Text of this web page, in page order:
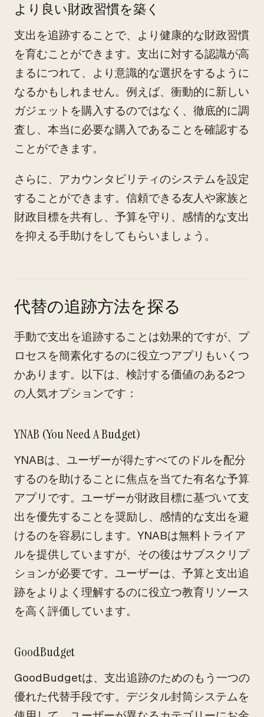
より良い財政習慣を築く
支出を追跡することで、より健康的な財政習慣
を育むことができます。支出に対する認識が高
まるにつれて、より意識的な選択をするように
なるかもしれません。例えば、衝動的に新しい
ガジェットを購入するのではなく、徹底的に調
査し、本当に必要な購入であることを確認する
ことができます。
さらに、アカウンタビリティのシステムを設定
することができます。信頼できる友人や家族と
財政目標を共有し、予算を守り、感情的な支出
を抑える手助けをしてもらいましょう。
代替の追跡方法を探る
手動で支出を追跡することは効果的ですが、プ
ロセスを簡素化するのに役立つアプリもいくつ
かあります。以下は、検討する価値のある2つ
の人気オプションです：
YNAB (You Need A Budget)
YNABは、ユーザーが得たすべてのドルを配分
するのを助けることに焦点を当てた有名な予算
アプリです。ユーザーが財政目標に基づいて支
出を優先することを奨励し、感情的な支出を避
けるのを容易にします。YNABは無料トライア
ルを提供していますが、その後はサブスクリプ
ションが必要です。ユーザーは、予算と支出追
跡をよりよく理解するのに役立つ教育リソース
を高く評価しています。
GoodBudget
GoodBudgetは、支出追跡のためのもう一つの
優れた代替手段です。デジタル封筒システムを